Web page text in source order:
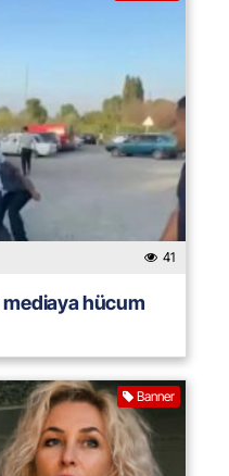
41
mediaya hücum
Banner